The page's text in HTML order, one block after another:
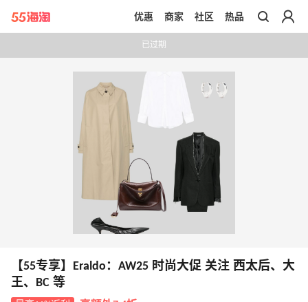
带你去官网买正品
优惠 商家 社区 热品
已过期
【55专享】Eraldo：AW25 时尚大促 关注 西太后、大
王、BC 等